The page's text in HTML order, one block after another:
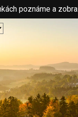
poznáme a